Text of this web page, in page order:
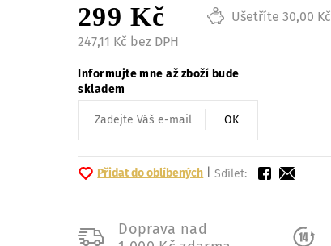
299 Kč
247,11 Kč bez DPH
Ušetříte 30,00 Kč
Informujte mne až zboží bude
skladem
OK
Přidat do oblíbených |Sdílet:
Doprava nad